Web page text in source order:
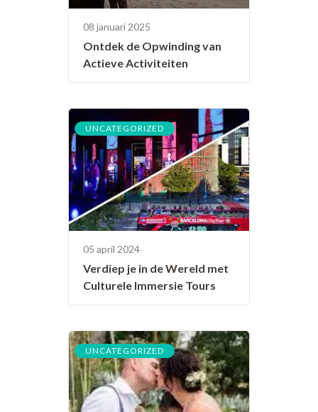
08 januari 2025
Ontdek de Opwinding van
Actieve Activiteiten
UNCATEGORIZED
05 april 2024
Verdiep je in de Wereld met
Culturele Immersie Tours
UNCATEGORIZED